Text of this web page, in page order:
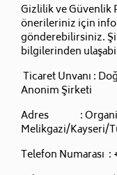
Gizlilik ve Güvenlik
önerileriniz için
gönderebilirsiniz.
bilgilerinden
Ticaret Unvanı :
Anonim Şirketi
Adres : Organize
Melikgazi/Kayseri/
Telefon Numarası :